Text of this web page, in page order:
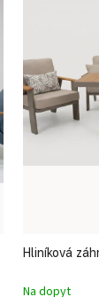
Hliníková
Na dopyt